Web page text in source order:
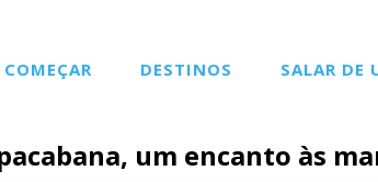
COMEÇAR DESTINOS SALAR DE
um encanto às